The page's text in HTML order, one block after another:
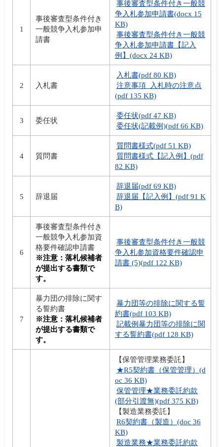
1
事後審査型条件付き
一般競争入札参加申
請書
事後審査型条件付き一般競
争入札参加申請書(docx 15
KB)
事後審査型条件付き一般競
争入札参加申請書【記入
例】(docx 24 KB)
2 入札書
入札書(pdf 80 KB)
注意事項_入札時の注意点
(pdf 135 KB)
3 委任状
委任状(pdf 47 KB)
委任状(記載例)(pdf 66 KB)
4 質問書
質問書様式(pdf 51 KB)
質問書様式【記入例】(pdf
82 KB)
5 辞退届
辞退届(pdf 69 KB)
辞退届【記入例】(pdf 91 K
B)
6
事後審査型条件付き
一般競争入札参加資
格要件確認申請書
※注意：落札候補者
が提出する書類で
す。
事後審査型条件付き一般競
争入札参加資格要件確認申
請書 (5)(pdf 122 KB)
7
暴力団の排除に関す
る誓約書
※注意：落札候補者
が提出する書類で
す。
暴力団等の排除に関する誓
約書(pdf 103 KB)
記載例暴力団等の排除に関
する誓約書(pdf 128 KB)
【保管管理業務委託】
★R5契約書（保管管理）(d
oc 36 KB)
保管管理★業務委託約款
(部分引渡無)(pdf 375 KB)
【製造業務委託】
R6契約書（製造）(doc 36
KB)
製造業務★業務委託約款